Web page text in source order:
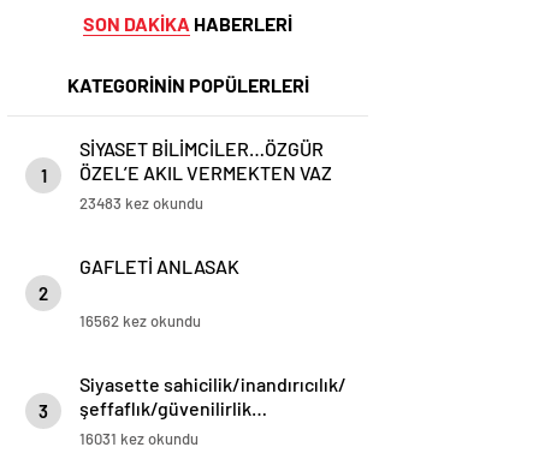
SON DAKİKA HABERLERİ
KATEGORİNİN POPÜLERLERİ
1
SİYASET BİLİMCİLER…ÖZGÜR
ÖZEL’E AKIL VERMEKTEN VAZ
GEÇİN..
23483 kez okundu
2
GAFLETİ ANLASAK
16562 kez okundu
3
Siyasette sahicilik/inandırıcılık/
şeffaflık/güvenilirlik…
16031 kez okundu